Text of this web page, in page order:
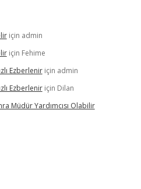
için admin
için Fehime
Ezberleniriçin admin
Ezberleniriçin Dilan
Müdür Yardımcısı Olabilir